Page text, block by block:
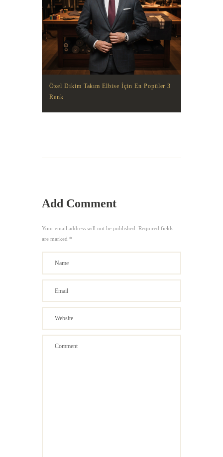
Özel Dikim Takım Elbise İçin En Popüler 3
Renk
Add Comment
Your email address will not be published. Required fields
are marked *